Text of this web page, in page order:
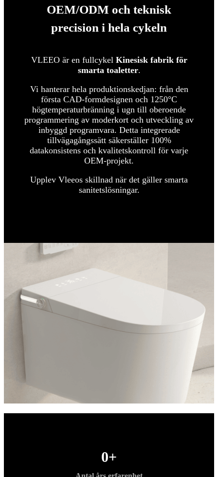
OEM/ODM och teknisk
precision i hela cykeln
VLEEO är en fullcykel Kinesisk fabrik för
smarta toaletter.
Vi hanterar hela produktionskedjan: från den
första CAD-formdesignen och 1250°C
högtemperaturbränning i ugn till oberoende
programmering av moderkort och utveckling av
inbyggd programvara. Detta integrerade
tillvägagångssätt säkerställer 100%
datakonsistens och kvalitetskontroll för varje
OEM-projekt.
Upplev Vleeos skillnad när det gäller smarta
sanitetslösningar.
0+